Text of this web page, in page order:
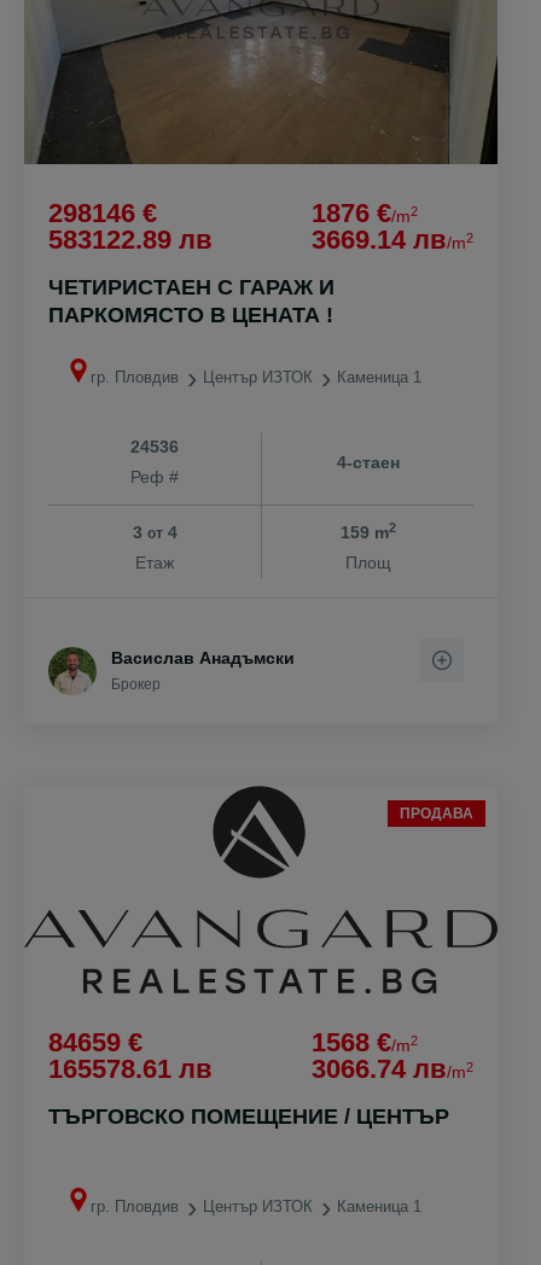
298146 €
583122.89 лв
1876 €/m2
3669.14 лв/m2
ЧЕТИРИСТАЕН С ГАРАЖ И
ПАРКОМЯСТО В ЦЕНАТА !
гр. Пловдив Център ИЗТОК Каменица 1
24536
Реф #
4-стаен
3 от4
Етаж
159 m2
Площ
Васислав Анадъмски
Брокер
ПРОДАВА
84659 €
165578.61 лв
1568 €/m2
3066.74 лв/m2
ТЪРГОВСКО ПОМЕЩЕНИЕ / ЦЕНТЪР
гр. Пловдив Център ИЗТОК Каменица 1